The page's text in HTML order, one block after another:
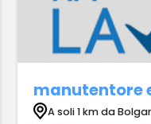
manutentore
A soli 1 km da